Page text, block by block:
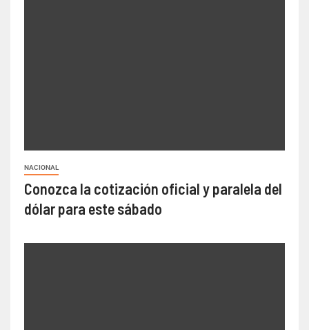
NACIONAL
Conozca la cotización oficial y paralela del
dólar para este sábado